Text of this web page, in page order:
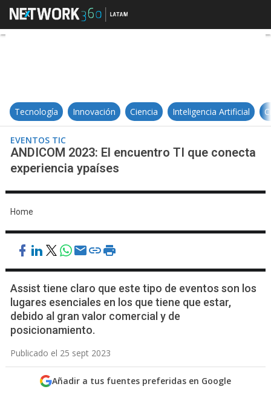
ANDICOM 2023: El encuentro TI
Tecnología Innovación Ciencia Inteligencia Artificial
EVENTOS TIC
ANDICOM 2023: El encuentro TI que conecta
experiencia ypaíses
Home
Assist tiene claro que este tipo de eventos son los
lugares esenciales en los que tiene que estar,
debido al gran valor comercial y de
posicionamiento.
Publicado el 25 sept 2023
Añadir a tus fuentes preferidas en Google